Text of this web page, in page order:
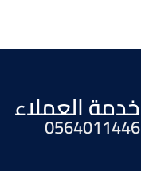
خدمة العملاء
0564011446